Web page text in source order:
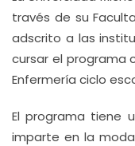
través de su
adscrito a las
cursar el programa
Enfermería ciclo
El programa tiene
imparte en la